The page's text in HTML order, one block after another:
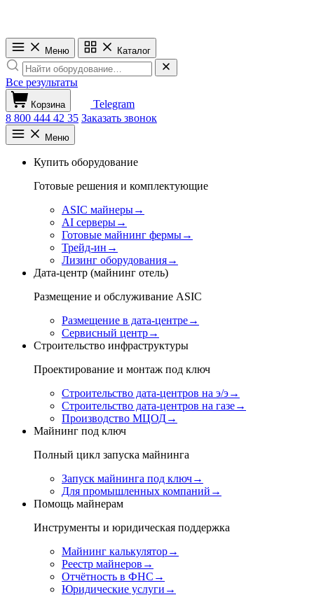
Меню Каталог
Все результаты
Корзина
Telegram
8 800 444 42 35 Заказать звонок
Меню
Купить оборудование
Готовые решения и комплектующие
ASIC майнеры→
AI серверы→
Готовые майнинг фермы→
Трейд-ин →
Лизинг оборудования→
Дата-центр (майнинг отель)
Размещение и обслуживание ASIC
Размещение в дата-центре→
Сервисный центр→
Строительство инфраструктуры
Проектирование и монтаж под ключ
Строительство дата-центров на э/э→
Строительство дата-центров на газе→
Производство МЦОД→
Майнинг под ключ
Полный цикл запуска майнинга
Запуск майнинга под ключ→
Для промышленных компаний →
Помощь майнерам
Инструменты и юридическая поддержка
Майнинг калькулятор→
Реестр майнеров →
Отчётность в ФНС →
Юридические услуги →